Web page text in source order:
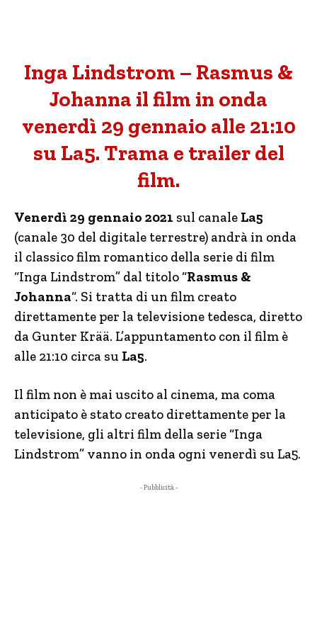
Inga Lindstrom – Rasmus &
Johanna il film in onda
venerdì 29 gennaio alle 21:10
su La5. Trama e trailer del
film.
Venerdì 29 gennaio 2021 sul canale La5
(canale 30 del digitale terrestre) andrà in onda
il classico film romantico della serie di film
“Inga Lindstrom” dal titolo “Rasmus &
Johanna“. Si tratta di un film creato
direttamente per la televisione tedesca, diretto
da Gunter Krää. L’appuntamento con il film è
alle 21:10 circa su La5.
Il film non è mai uscito al cinema, ma coma
anticipato è stato creato direttamente per la
televisione, gli altri film della serie “Inga
Lindstrom” vanno in onda ogni venerdì su La5.
- Pubblicità -